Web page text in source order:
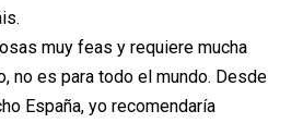
muy feas y requiere mucha
no es para todo el mundo. Desde
España, yo recomendaría